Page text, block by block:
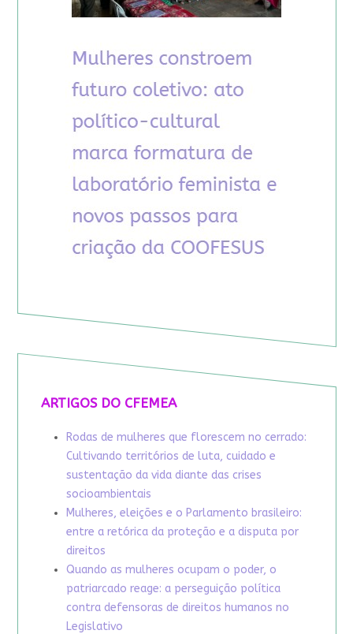
ARTIGOS DO CFEMEA
Rodas de mulheres que florescem no cerrado:
Cultivando territórios de luta, cuidado e
sustentação da vida diante das crises
socioambientais
Mulheres, eleições e o Parlamento brasileiro:
entre a retórica da proteção e a disputa por
direitos
Quando as mulheres ocupam o poder, o
patriarcado reage: a perseguição política
contra defensoras de direitos humanos no
Legislativo